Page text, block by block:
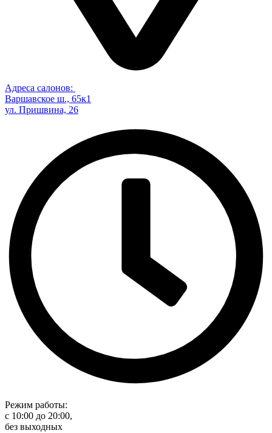
Адреса салонов:
Варшавское ш., 65к1
ул. Пришвина, 26
Режим работы:
с 10:00 до 20:00,
без выходных